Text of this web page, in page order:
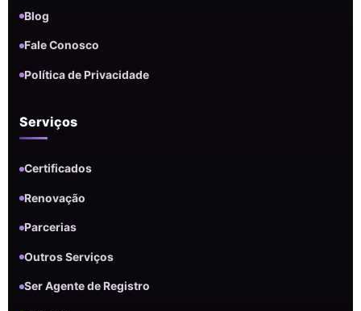
Blog
Fale Conosco
Política de Privacidade
Serviços
Certificados
Renovação
Parcerias
Outros Serviços
Ser Agente de Registro